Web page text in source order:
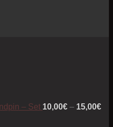
– Set 10,00€ – 15,00€